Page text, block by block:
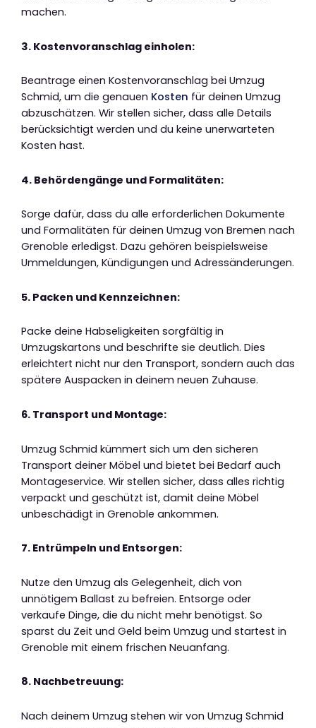
machen.
3. Kostenvoranschlag einholen:
Beantrage einen Kostenvoranschlag bei Umzug
Schmid, um die genauen Kosten für deinen Umzug
abzuschätzen. Wir stellen sicher, dass alle Details
berücksichtigt werden und du keine unerwarteten
Kosten hast.
4. Behördengänge und Formalitäten:
Sorge dafür, dass du alle erforderlichen Dokumente
und Formalitäten für deinen Umzug von Bremen nach
Grenoble erledigst. Dazu gehören beispielsweise
Ummeldungen, Kündigungen und Adressänderungen.
5. Packen und Kennzeichnen:
Packe deine Habseligkeiten sorgfältig in
Umzugskartons und beschrifte sie deutlich. Dies
erleichtert nicht nur den Transport, sondern auch das
spätere Auspacken in deinem neuen Zuhause.
6. Transport und Montage:
Umzug Schmid kümmert sich um den sicheren
Transport deiner Möbel und bietet bei Bedarf auch
Montageservice. Wir stellen sicher, dass alles richtig
verpackt und geschützt ist, damit deine Möbel
unbeschädigt in Grenoble ankommen.
7. Entrümpeln und Entsorgen:
Nutze den Umzug als Gelegenheit, dich von
unnötigem Ballast zu befreien. Entsorge oder
verkaufe Dinge, die du nicht mehr benötigst. So
sparst du Zeit und Geld beim Umzug und startest in
Grenoble mit einem frischen Neuanfang.
8. Nachbetreuung:
Nach deinem Umzug stehen wir von Umzug Schmid